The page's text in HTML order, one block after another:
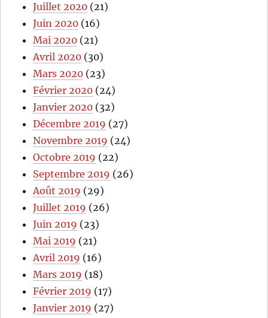
Juillet 2020 (21)
Juin 2020 (16)
Mai 2020 (21)
Avril 2020 (30)
Mars 2020 (23)
Février 2020 (24)
Janvier 2020 (32)
Décembre 2019 (27)
Novembre 2019 (24)
Octobre 2019 (22)
Septembre 2019 (26)
Août 2019 (29)
Juillet 2019 (26)
Juin 2019 (23)
Mai 2019 (21)
Avril 2019 (16)
Mars 2019 (18)
Février 2019 (17)
Janvier 2019 (27)